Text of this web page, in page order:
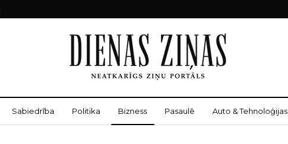
Sabiedrība Politika Bizness Pasaulē Auto & Tehnoloģijas